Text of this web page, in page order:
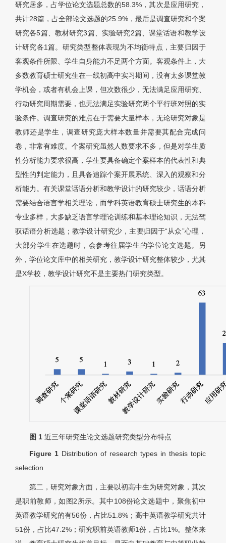
研究居多，占学位论文选题总数的58.3%，其次是应用研究，
共计28篇，占全部论文选题的25.9%，最后是调查研究和个案
研究各5篇、教材研究3篇、实验研究2篇、课堂话语和教学设
计研究各1篇。研究类型整体表现为不均衡特点，主要归因于
客观条件所限、学生自身能力不足两个方面。客观条件上，大
多数教育硕士研究生在一线初高中实习期间，没有太多课堂教
学机会，或者有机会上课，但次数很少，无法满足应用研究、
行动研究周期需要，也无法满足实验研究两个平行班对照的实
验条件。调查研究的难点在于需要大量样本，无论研究对象是
教师还是学生，调查研究庞大样本数量并需要其配合完成问
卷，非常有难度。个案研究虽然人数要求不多，但是对学生质
性分析能力要求很高，学生要具备确定个案样本的代表性和典
型性的判定能力，且具备追踪个案开展系统、深入的观察和分
析能力。有关课堂话语分析和教学设计的研究较少，话语分析
需要结合语言学相关理论，而学科英语教育硕士研究生的本科
专业多样，大多缺乏语言学理论训练和基本理论知识，无法驾
驭话语分析选题；教学设计研究少，主要归因于“从众”心理，
大部分学生在选题时，会参考往届学生的学位论文选题。另
外，学位论文库中的相关研究，教学设计研究整体较少，尤其
是X学校，教学设计研究不是主要热门研究类型。
图 1 近三年研究生论文选题研究类型分布特点
Figure 1 Distribution of research types in thesis topic
selection
第二，研究对象方面，主要以初高中生为研究对象，其次
是职前教师，如图2所示。其中108份论文选题中，聚焦初中
英语教学研究的有56份，占比51.8%；高中英语教学研究共计
51份，占比47.2%；研究职前英语教师1份，占比1%。整体来